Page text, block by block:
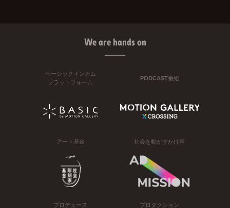
We are hands on
ベーシックインカム
プラットフォーム
PODCAST番組
アート基金 社会を動かすかけ声
プロデュース プロダクション